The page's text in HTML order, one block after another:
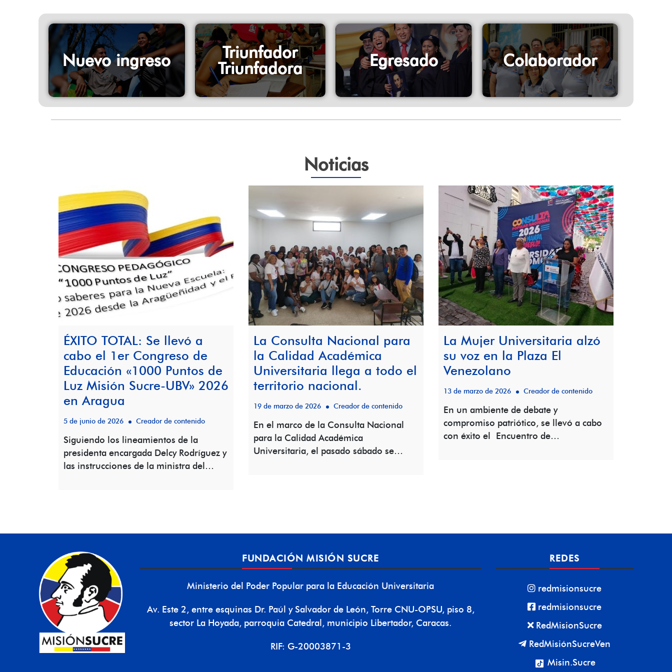
Nuevo ingreso
Triunfador
Triunfadora
Egresado Colaborador
Noticias
ÉXITO TOTAL: Se llevó a
cabo el 1er Congreso de
Educación «1000 Puntos de
Luz Misión Sucre-UBV» 2026
en Aragua
5 de junio de 2026 Creador de contenido
Siguiendo los lineamientos de la
presidenta encargada Delcy Rodríguez y
las instrucciones de la ministra del…
La Consulta Nacional para
la Calidad Académica
Universitaria llega a todo el
territorio nacional.
19 de marzo de 2026 Creador de contenido
En el marco de la Consulta Nacional
para la Calidad Académica
Universitaria, el pasado sábado se…
La Mujer Universitaria alzó
su voz en la Plaza El
Venezolano
13 de marzo de 2026 Creador de contenido
En un ambiente de debate y
compromiso patriótico, se llevó a cabo
con éxito el Encuentro de…
FUNDACIÓN MISIÓN SUCRE
Ministerio del Poder Popular para la Educación Universitaria
Av. Este 2, entre esquinas Dr. Paúl y Salvador de León, Torre CNU-OPSU, piso 8,
sector La Hoyada, parroquia Catedral, municipio Libertador, Caracas.
RIF: G-20003871-3
REDES
redmisionsucre
redmisionsucre
RedMisionSucre
RedMisiónSucreVen
Misin.Sucre